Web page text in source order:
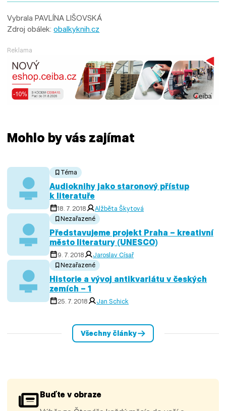
Vybrala PAVLÍNA LIŠOVSKÁ
Zdroj obálek:obalkyknih.cz
Reklama
Mohlo by vás zajímat
Téma
Audioknihy jako staronový přístup
k literatuře
18. 7. 2018
Alžběta Škytová
Nezařazené
Představujeme projekt Praha – kreativní
město literatury (UNESCO)
9. 7. 2018
Jaroslav Císař
Nezařazené
Historie a vývoj antikvariátu v českých
zemích – 1
25. 7. 2018 Jan Schick
Všechny články
Buďte v obraze